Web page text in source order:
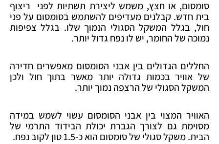
סומסום, או חצץ, משמש ליצירת תשתיות לפני ריצוף
בית חדש. קבלנים מעדיפים להשתמש בסומסום על פני
חול, בגלל המשקל הסגולי הנמוך שלו. בגלל צפיפות
נמוכה של החומר, יש לו נפח גדול יותר.
החללים הגדולים בין אבני הסומסום מאפשרים חדירה
של אוויר בכמות גדולה יותר מאשר בתוך חול ולכן
המשקל הסגולי של הרצפה נמוך יותר.
האוויר המצוי בין אבני הסומסום עשוי לשמש במידה
מסוימת גם לצורך הגברת יכולת הבידוד התרמי של
הבית. משקל סגולי של סומסום הוא כ-1.5 טון לקוב נפח.